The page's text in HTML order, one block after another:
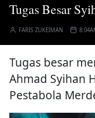
Tugas Besar
FARIS ZUKEIMAN
Tugas besar
Ahmad Syihan
Pestabola